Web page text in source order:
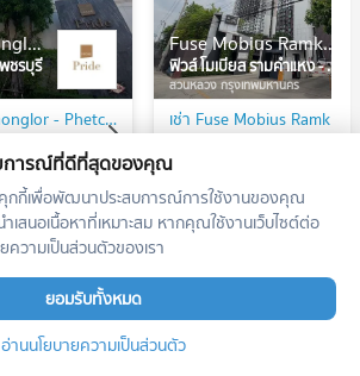
Niche Pride Thonglor - Phetchaburi
ชรบุรี
เช่า Niche Pride Thonglor - Phetchaburi
Fuse Mobius Ramkhamhaeng - Klongton
ฟิวส์ โมเบียส รามคำแหง - คลองตัน
สวนหลวง กรุงเทพมหานคร
65 ประกาศ
57 ประกาศ
บการณ์ที่ดีที่สุดของคุณ
กกี้เพื่อพัฒนาประสบการณ์การใช้งานของคุณ
ำเสนอเนื้อหาที่เหมาะสม หากคุณใช้งานเว็บไซต์ต่อ
วามเป็นส่วนตัวของเรา
ยอมรับทั้งหมด
อ่านนโยบายความเป็นส่วนตัว